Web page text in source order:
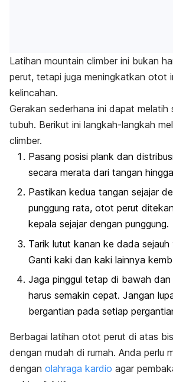
Latihan mountain climber ini bukan
perut, tetapi juga meningkatkan otot
kelincahan.
Gerakan sederhana ini dapat melatih
tubuh. Berikut ini langkah-langkah
climber.
Pasang posisi plank dan
secara merata dari tangan
Pastikan kedua tangan sejajar
punggung rata, otot perut
kepala sejajar dengan punggung.
Tarik lutut kanan ke dada sejauh
Ganti kaki dan kaki lainnya
Jaga pinggul tetap di bawah dan
harus semakin cepat. Jangan
bergantian pada setiap
Berbagai latihan otot perut di atas
dengan mudah di rumah. Anda perlu
dengan olahraga kardio agar